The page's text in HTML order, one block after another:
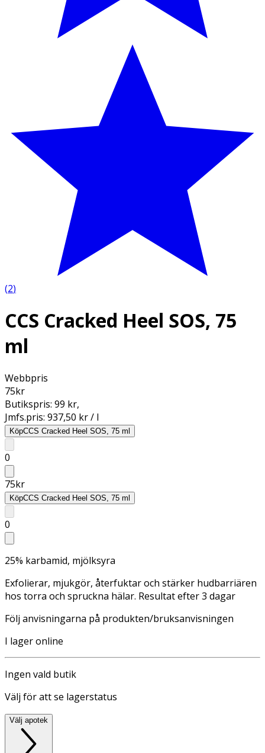
(2)
CCS Cracked Heel SOS, 75
ml
Webbpris
75kr
Butikspris: 99 kr,
Jmfs.pris: 937,50 kr / l
KöpCCS Cracked Heel SOS, 75 ml
0
75kr
KöpCCS Cracked Heel SOS, 75 ml
0
25% karbamid, mjölksyra
Exfolierar, mjukgör, återfuktar och stärker hudbarriären
hos torra och spruckna hälar. Resultat efter 3 dagar
Följ anvisningarna på produkten/bruksanvisningen
I lager online
Ingen vald butik
Välj för att se lagerstatus
Välj apotek